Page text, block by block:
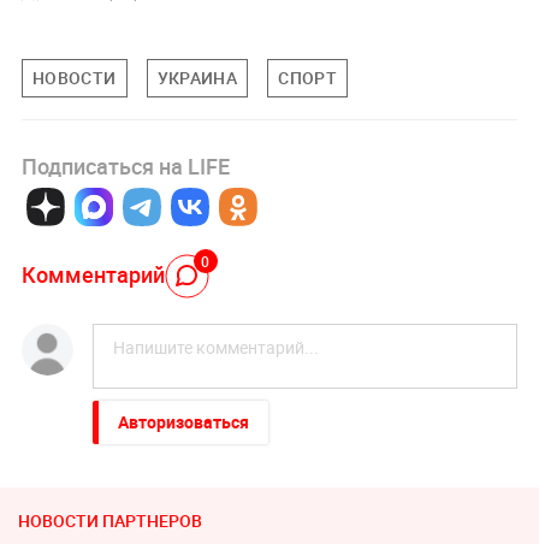
НОВОСТИ УКРАИНА СПОРТ
Подписаться на LIFE
Комментарий 0
Авторизоваться
НОВОСТИ ПАРТНЕРОВ